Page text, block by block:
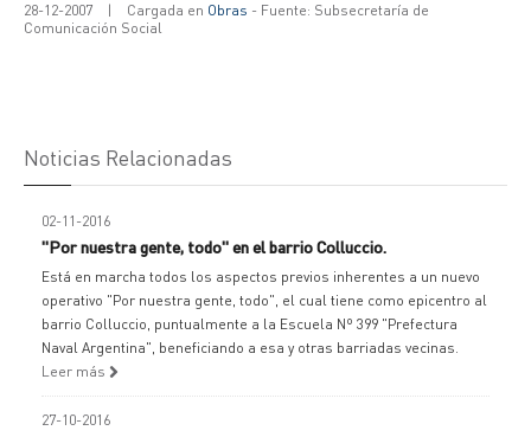
28-12-2007 | Cargada en Obras - Fuente: Subsecretaría de
Comunicación Social
Noticias Relacionadas
02-11-2016
"Por nuestra gente, todo" en el barrio Colluccio.
Está en marcha todos los aspectos previos inherentes a un nuevo
operativo "Por nuestra gente, todo", el cual tiene como epicentro al
barrio Colluccio, puntualmente a la Escuela Nº 399 "Prefectura
Naval Argentina", beneficiando a esa y otras barriadas vecinas.
Leer más
27-10-2016